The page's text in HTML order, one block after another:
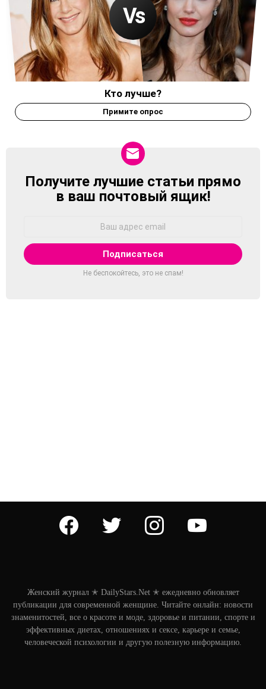
Кто лучше?
Примите опрос
NEWSLETTER
Получите лучшие статьи прямо
в ваш почтовый ящик!
Не беспокойтесь, это не спам!
facebook twitter instagram
Женский журнал ✭ DailyStars.Net ✭ ежедневно обновляет
публикации для современной женщине. Читайте онлайн: новости
знаменитостей, все о красоте и моде, здоровье и питании, спорте и
эффективных диетах, отношениях и сексе, карьере и семье,
человеческой психологии и другую полезную информацию.